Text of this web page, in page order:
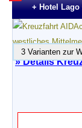
+ Hotel Lago
» Details
3 Varianten zur